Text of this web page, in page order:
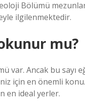
Bölümü
ilgilenmektedir.
mu?
var. Ancak bu
için en önemli
en ideal yerler.